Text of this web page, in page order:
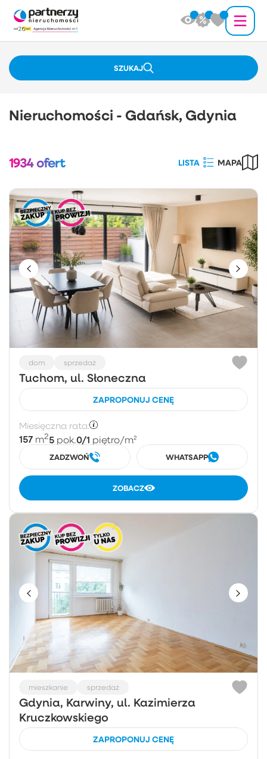
SZUKAJ
Nieruchomości - Gdańsk, Gdynia
1934ofert LISTA MAPA
dom sprzedaż
Tuchom, ul. Słoneczna
ZAPROPONUJ CENĘ
Miesięczna rata:
157 m25 pok.0/1 piętro/m²
ZADZWOŃ WHATSAPP
ZOBACZ
mieszkanie sprzedaż
Gdynia, Karwiny, ul. Kazimierza
Kruczkowskiego
ZAPROPONUJ CENĘ